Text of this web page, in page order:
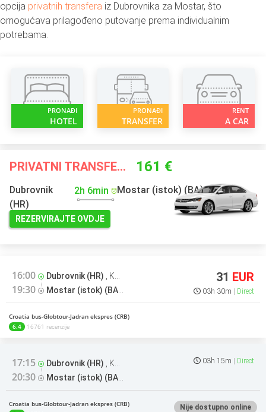
opcija privatnih transfera iz Dubrovnika za Mostar, što
omogućava prilagođeno putovanje prema individualnim
potrebama.
PRONAĐI
HOTEL
PRONAĐI
TRANSFER
RENT
A CAR
PRIVATNI TRANSFERI VEĆ OD 161 €
Dubrovnik
(HR)
2h 6min Mostar (istok) (BA)
REZERVIRAJTE OVDJE
16:00 Dubrovnik (HR) Kolodvor
19:30 Mostar (istok) (BA)
31 EUR
03h 30m Direct
Croatia bus-Globtour-Jadran ekspres (CRB)
6.4
16761 recenzije
17:15 Dubrovnik (HR) Kolodvor
20:30 Mostar (istok) (BA)
03h 15m Direct
Croatia bus-Globtour-Jadran ekspres (CRB)
Nije dostupno online